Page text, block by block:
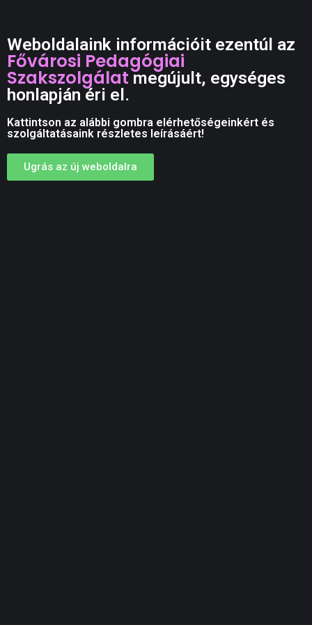
Weboldalaink információit ezentúl az
Fővárosi Pedagógiai
Szakszolgálatmegújult, egységes
honlapján éri el.
Kattintson az alábbi gombra elérhetőségeinkért és
szolgáltatásaink részletes leírásáért!
Ugrás az új weboldalra